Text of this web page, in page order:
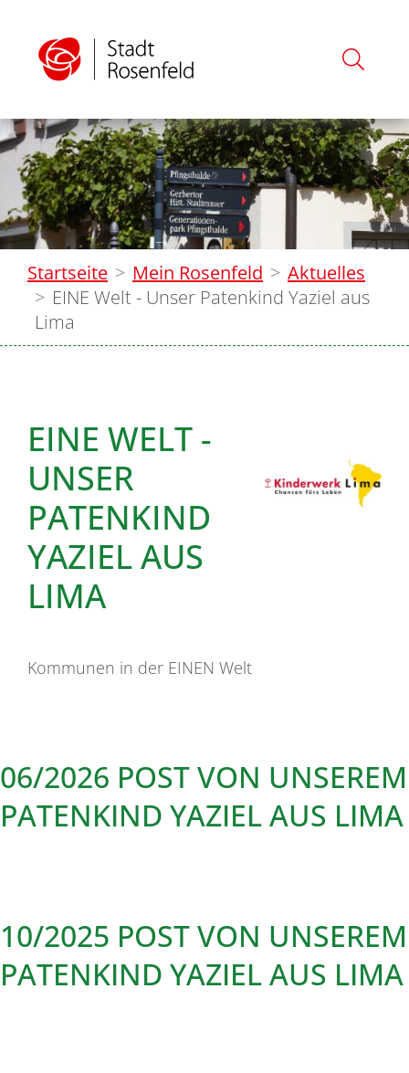
Startseite Mein Rosenfeld
Aktuelles
EINE Welt - Unser Patenkind Yaziel aus
Lima
EINE WELT -
UNSER
PATENKIND
YAZIEL AUS
LIMA
Kommunen in der EINEN Welt
06/2026 POST VON UNSEREM
PATENKIND YAZIEL AUS LIMA
10/2025 POST VON UNSEREM
PATENKIND YAZIEL AUS LIMA